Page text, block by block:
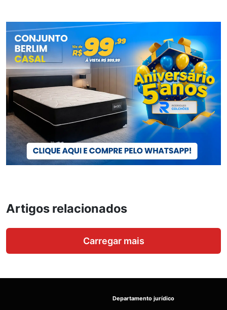
Artigos relacionados
Carregar mais
Departamento jurídico